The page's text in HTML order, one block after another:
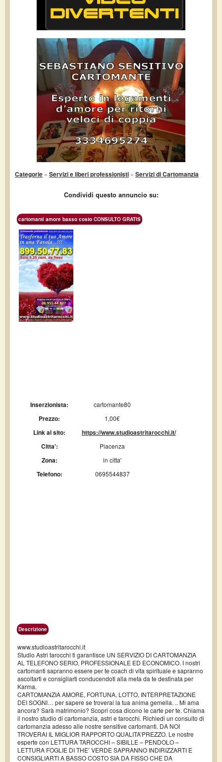
Categorie » Servizi e liberi professionisti » Servizi di Cartomanzia
Condividi questo annuncio su:
cartomanti amore basso costo CONSULTO GRATIS
Inserzionista: cartomante80
Prezzo: 1,00€
Link al sito:
https://www.studioastritarocchi.it/
Citta':
Piacenza
Zona: in citta'
Telefono: 0695544837
Descrizione
www.studioastritarocchi.it
Studio Astri tarocchi ti garantisce UN SERVIZIO DI CARTOMANZIA
AL TELEFONO SERIO, PROFESSIONALE ED ECONOMICO. I nostri
cartomanti sapranno essere per te coach di vita spirituale e sapranno
ascoltarti e consigliarti conducendoti alla meta da te destinata per
Karma.
CARTOMANZIA AMORE, FORTUNA, LOTTO, INTERPRETAZIONE
DEI SOGNI… per sapere se troverai la tua anima gemella. .. Mi ama
ancora? Sarà matrimonio? Scopri cosa dicono le carte per te. Chiama
il nostro studio di cartomanzia, astri e tarocchi. Richiedi un consulto di
cartomanzia adesso alle nostre sensitive cartomanti. DA NOI
TROVERAI IL MIGLIOR RAPPORTO QUALITA’PREZZO. Le nostre
esperte con LETTURA TAROCCHI – SIBILLE – PENDOLO –
LETTURA FOGLIE DI THE’ VERDE SAPRANNO INDIRIZZARTI E
CONSIGLIARTI A BASSO COSTO SIA DA FISSO CHE DA